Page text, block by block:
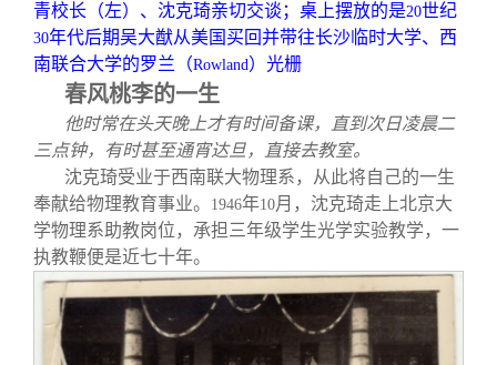
青校长（左）、沈克琦亲切交谈；桌上摆放的是20世纪
30年代后期吴大猷从美国买回并带往长沙临时大学、西
南联合大学的罗兰（Rowland）光栅
春风桃李的一生
他时常在头天晚上才有时间备课，直到次日凌晨二
三点钟，有时甚至通宵达旦，直接去教室。
沈克琦受业于西南联大物理系，从此将自己的一生
奉献给物理教育事业。
1946年10月，沈克琦走上北京大
学物理系助教岗位，承担三年级学生光学实验教学，一
执教鞭便是近七十年。